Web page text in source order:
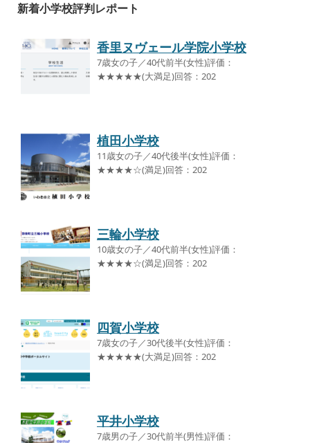
新着小学校評判レポート
香里ヌヴェール学院小学校
7歳女の子／40代前半(女性)評価：
★★★★★(大満足)回答：202
植田小学校
11歳女の子／40代後半(女性)評価：
★★★★☆(満足)回答：202
三輪小学校
10歳女の子／40代前半(女性)評価：
★★★★☆(満足)回答：202
四賀小学校
7歳女の子／30代後半(女性)評価：
★★★★★(大満足)回答：202
平井小学校
7歳男の子／30代前半(男性)評価：